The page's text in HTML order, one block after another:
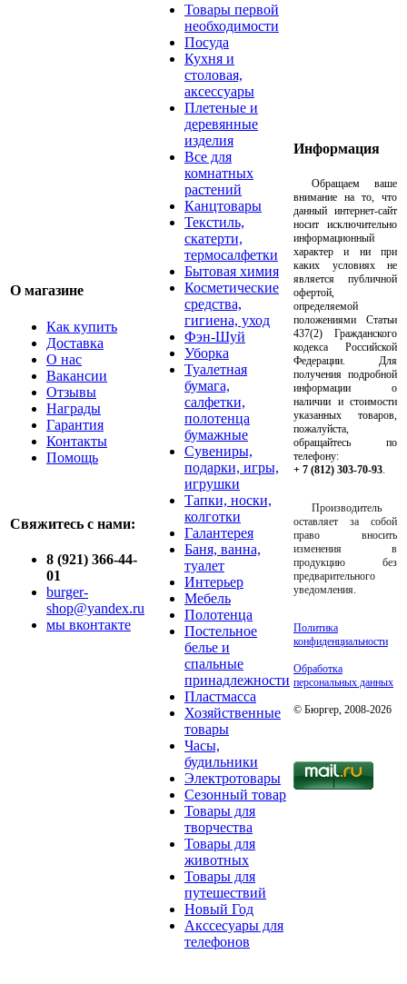
О магазине
Как купить
Доставка
О нас
Вакансии
Отзывы
Награды
Гарантия
Контакты
Помощь
Свяжитесь с нами:
8 (921) 366-44-
01
burger-
shop@yandex.ru
мы вконтакте
Товары первой
необходимости
Посуда
Кухня и
столовая,
аксессуары
Плетеные и
деревянные
изделия
Все для
комнатных
растений
Канцтовары
Текстиль,
скатерти,
термосалфетки
Бытовая химия
Косметические
средства,
гигиена, уход
Фэн-Шуй
Уборка
Туалетная
бумага,
салфетки,
полотенца
бумажные
Сувениры,
подарки, игры,
игрушки
Тапки, носки,
колготки
Галантерея
Баня, ванна,
туалет
Интерьер
Мебель
Полотенца
Постельное
белье и
спальные
принадлежности
Пластмасса
Хозяйственные
товары
Часы,
будильники
Электротовары
Сезонный товар
Товары для
творчества
Товары для
животных
Товары для
путешествий
Новый Год
Акссесуары для
телефонов
Информация
Обращаем ваше
внимание на то, что
данный интернет-сайт
носит исключительно
информационный
характер и ни при
каких условиях не
является публичной
офертой,
определяемой
положениями Статьи
437(2) Гражданского
кодекса Российской
Федерации. Для
получения подробной
информации о
наличии и стоимости
указанных товаров,
пожалуйста,
обращайтесь по
телефону:
+ 7 (812) 303-70-93
Производитель
оставляет за собой
право вносить
изменения в
продукцию без
предварительного
уведомления.
Политика
конфиденциальности
Обработка
персональных данных
© Бюргер, 2008-2026